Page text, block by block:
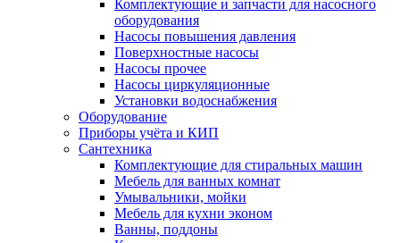
Комплектующие и запчасти для насосного
оборудования
Насосы повышения давления
Поверхностные насосы
Насосы прочее
Насосы циркуляционные
Установки водоснабжения
Оборудование
Приборы учёта и КИП
Сантехника
Комплектующие для стиральных машин
Мебель для ванных комнат
Умывальники, мойки
Мебель для кухни эконом
Ванны, поддоны